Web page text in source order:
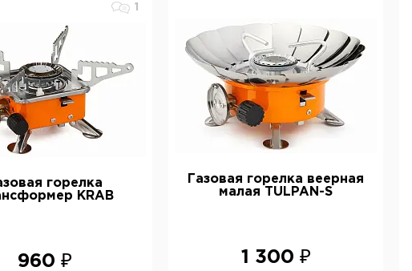
1
горелка
KRAB
960 ₽
Газовая горелка веерная
малая TULPAN-S
1 300 ₽